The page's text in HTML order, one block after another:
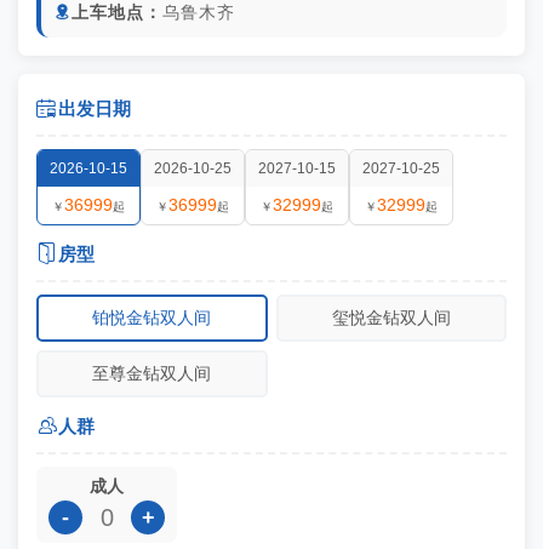
 上车地点： 乌鲁木齐
出发日期
2026-10-15
￥36999起
2026-10-25
￥36999起
2027-10-15
￥32999起
2027-10-25
￥32999起
 房型
铂悦金钻双人间 玺悦金钻双人间
至尊金钻双人间
 人群
成人
- +